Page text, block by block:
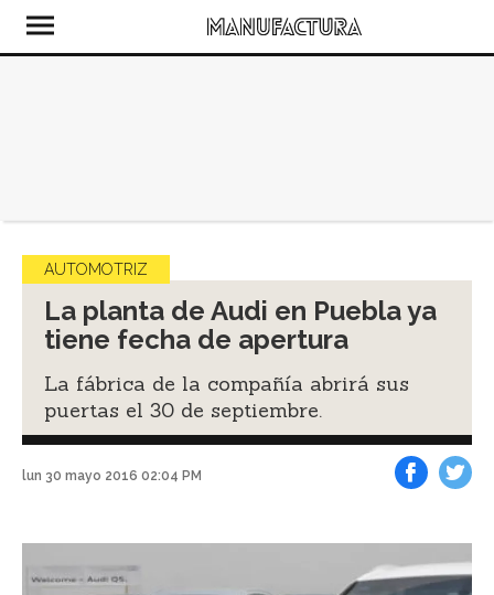
AUTOMOTRIZ
La planta de Audi en Puebla ya
tiene fecha de apertura
La fábrica de la compañía abrirá sus
puertas el 30 de septiembre.
lun 30 mayo 2016 02:04 PM